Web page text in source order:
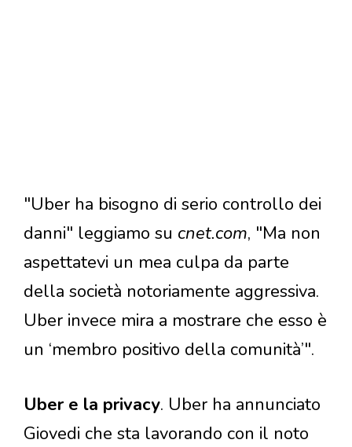
"Uber ha bisogno di serio controllo dei
danni" leggiamo su cnet.com, "Ma non
aspettatevi un mea culpa da parte
della società notoriamente aggressiva.
Uber invece mira a mostrare che esso è
un ‘membro positivo della comunità’".
Uber e la privacy. Uber ha annunciato
Giovedi che sta lavorando con il noto